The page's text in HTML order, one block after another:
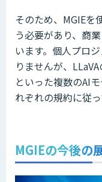
そのため、MGIEを
う必要があり、商
います。個人プロ
りませんが、
といった複数のAI
れぞれの規約に従
MGIEの今後の